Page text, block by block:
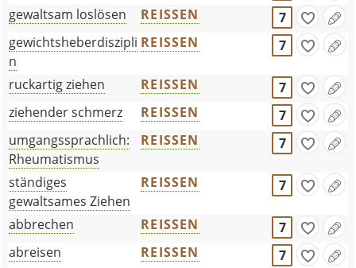
gewaltsam loslösen
REISSEN
7
gewichtsheberdiszipli
n
REISSEN 7
ruckartig ziehen REISSEN
7
ziehender schmerz
REISSEN
7
umgangssprachlich:
Rheumatismus
REISSEN 7
ständiges
gewaltsames Ziehen
REISSEN 7
abbrechen REISSEN
7
abreisen
REISSEN
7